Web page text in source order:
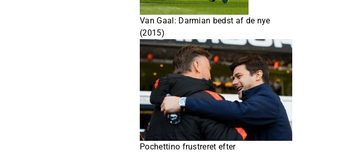
Van Gaal: Darmian bedst af de nye
(2015)
Pochettino frustreret efter